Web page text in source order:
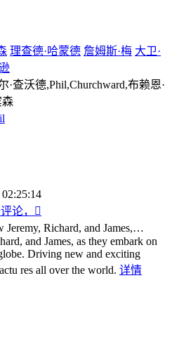
理查德·哈蒙德 詹姆斯·梅 大卫·
·查沃德,Phil,Churchward,布赖恩·
森
论，

Richard, and James,…
and James, as they embark on
Driving new and exciting
res all over the world. 详情